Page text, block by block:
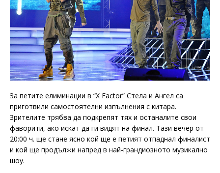
За петите елиминации в “X Factor” Стела и Ангел са
приготвили самостоятелни изпълнения с китара.
Зрителите трябва да подкрепят тях и останалите свои
фаворити, ако искат да ги видят на финал. Тази вечер от
20:00 ч. ще стане ясно кой ще е петият отпаднал финалист
и кой ще продължи напред в най-грандиозното музикално
шоу.